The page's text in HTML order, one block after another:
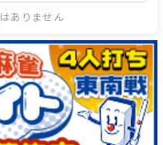
ありません